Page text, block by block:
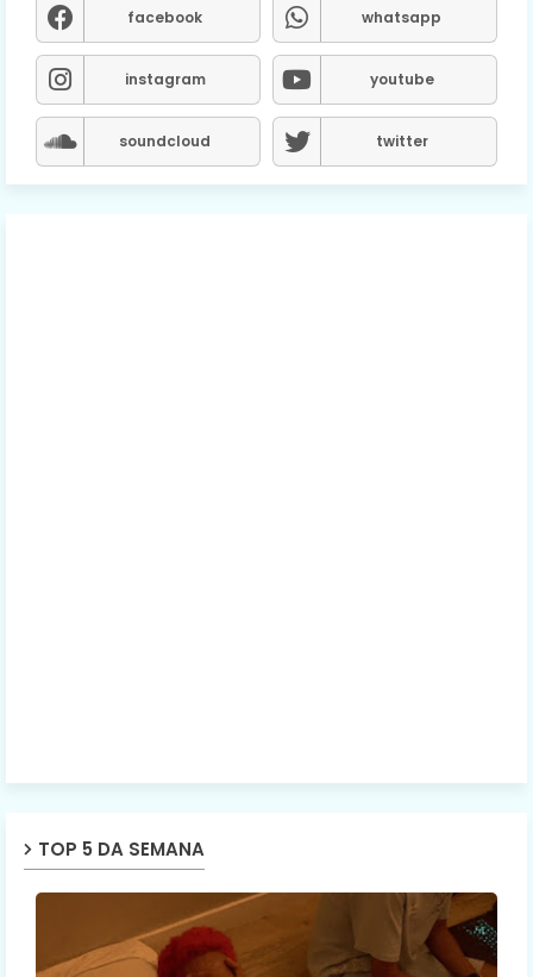
facebook whatsapp
instagram youtube
soundcloud twitter
TOP 5 DA SEMANA